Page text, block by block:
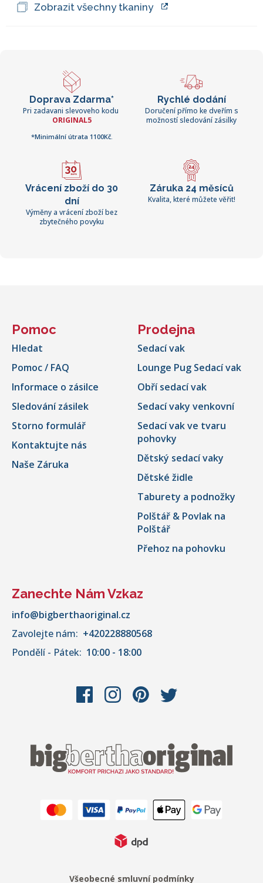
Zobrazit všechny tkaniny
Doprava Zdarma*
Pri zadavani slevoveho kodu
ORIGINAL5
*Minimální útrata 1100Kč.
Rychlé dodání
Doručení přímo ke dveřím s
možností sledování zásilky
Vrácení zboží do 30
dní
Výměny a vrácení zboží bez
zbytečného povyku
Záruka 24 měsíců
Kvalita, které můžete věřit!
Pomoc
Hledat
Pomoc / FAQ
Informace o zásilce
Sledování zásilek
Storno formulář
Kontaktujte nás
Naše Záruka
Prodejna
Sedací vak
Lounge Pug Sedací vak
Obří sedací vak
Sedací vaky venkovní
Sedací vak ve tvaru
pohovky
Dětský sedací vaky
Dětské židle
Taburety a podnožky
Polštář & Povlak na
Polštář
Přehoz na pohovku
Zanechte Nám Vzkaz
info@bigberthaoriginal.cz
Zavolejte nám: +420228880568
Pondělí - Pátek: 10:00 - 18:00
Všeobecné smluvní podmínky